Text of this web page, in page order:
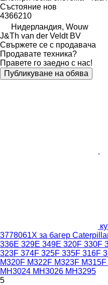
Състояние нов
4366210
Нидерландия, Wouw
J&Th van der Veldt BV
Свържете се с продавача
Продавате техника?
Правете го заедно с нас!
Публикуване на обява
3778061X за багер
336E 329E 349E 320F 330F
323F 374F 325F 335F 316F
M320F M322F M323F
MH3024 MH3026 MH3295
5